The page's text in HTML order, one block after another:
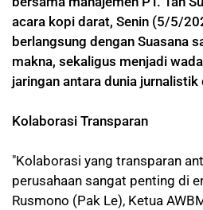
acara kopi darat, Senin (5/5/
berlangsung dengan Suasana
makna, sekaligus menjadi
jaringan antara dunia jurnalistik
Kolaborasi Transparan
"Kolaborasi yang transparan
perusahaan sangat penting di
Rusmono (Pak Le), Ketua